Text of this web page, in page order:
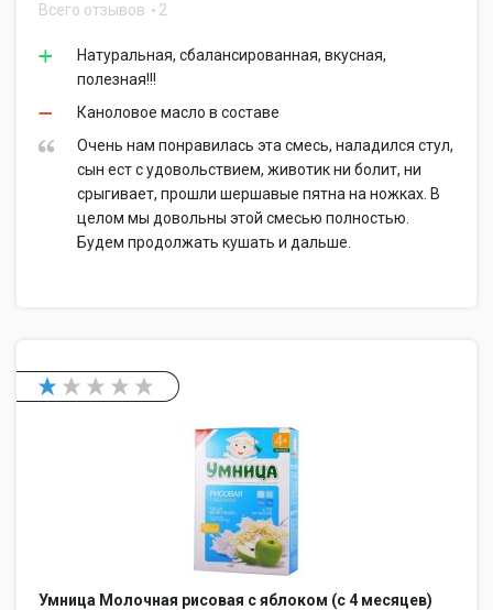
Всего отзывов 2
Натуральная, сбалансированная, вкусная,
полезная!!!
Каноловое масло в составе
Очень нам понравилась эта смесь, наладился стул,
сын ест с удовольствием, животик ни болит, ни
срыгивает, прошли шершавые пятна на ножках. В
целом мы довольны этой смесью полностью.
Будем продолжать кушать и дальше.
Умница Молочная рисовая с яблоком (с 4 месяцев)